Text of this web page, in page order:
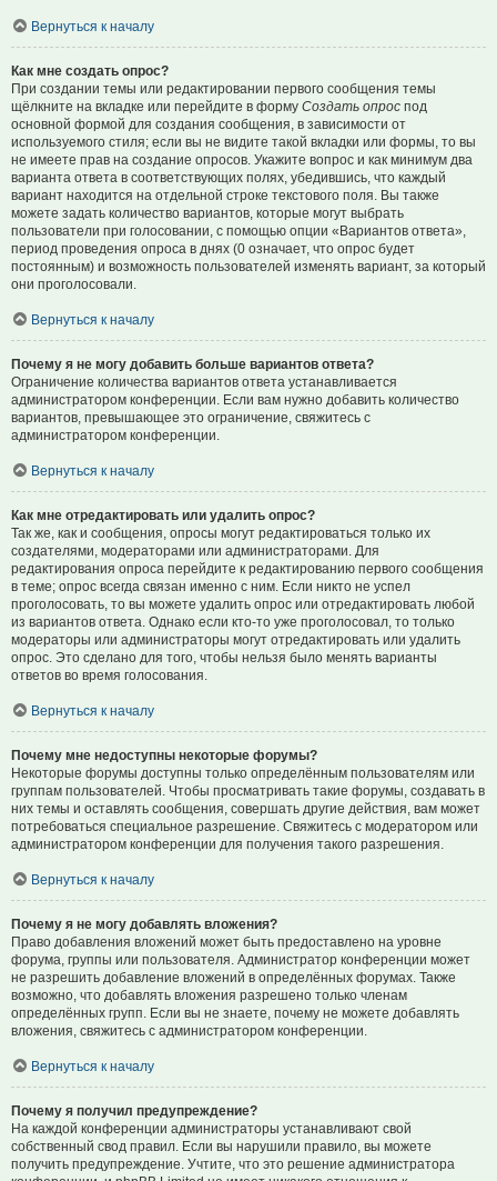
Вернуться к началу
Как мне создать опрос?
При создании темы или редактировании первого сообщения темы
щёлкните на вкладке или перейдите в форму Создать опрос под
основной формой для создания сообщения, в зависимости от
используемого стиля; если вы не видите такой вкладки или формы, то вы
не имеете прав на создание опросов. Укажите вопрос и как минимум два
варианта ответа в соответствующих полях, убедившись, что каждый
вариант находится на отдельной строке текстового поля. Вы также
можете задать количество вариантов, которые могут выбрать
пользователи при голосовании, с помощью опции «Вариантов ответа»,
период проведения опроса в днях (0 означает, что опрос будет
постоянным) и возможность пользователей изменять вариант, за который
они проголосовали.
Вернуться к началу
Почему я не могу добавить больше вариантов ответа?
Ограничение количества вариантов ответа устанавливается
администратором конференции. Если вам нужно добавить количество
вариантов, превышающее это ограничение, свяжитесь с
администратором конференции.
Вернуться к началу
Как мне отредактировать или удалить опрос?
Так же, как и сообщения, опросы могут редактироваться только их
создателями, модераторами или администраторами. Для
редактирования опроса перейдите к редактированию первого сообщения
в теме; опрос всегда связан именно с ним. Если никто не успел
проголосовать, то вы можете удалить опрос или отредактировать любой
из вариантов ответа. Однако если кто-то уже проголосовал, то только
модераторы или администраторы могут отредактировать или удалить
опрос. Это сделано для того, чтобы нельзя было менять варианты
ответов во время голосования.
Вернуться к началу
Почему мне недоступны некоторые форумы?
Некоторые форумы доступны только определённым пользователям или
группам пользователей. Чтобы просматривать такие форумы, создавать в
них темы и оставлять сообщения, совершать другие действия, вам может
потребоваться специальное разрешение. Свяжитесь с модератором или
администратором конференции для получения такого разрешения.
Вернуться к началу
Почему я не могу добавлять вложения?
Право добавления вложений может быть предоставлено на уровне
форума, группы или пользователя. Администратор конференции может
не разрешить добавление вложений в определённых форумах. Также
возможно, что добавлять вложения разрешено только членам
определённых групп. Если вы не знаете, почему не можете добавлять
вложения, свяжитесь с администратором конференции.
Вернуться к началу
Почему я получил предупреждение?
На каждой конференции администраторы устанавливают свой
собственный свод правил. Если вы нарушили правило, вы можете
получить предупреждение. Учтите, что это решение администратора